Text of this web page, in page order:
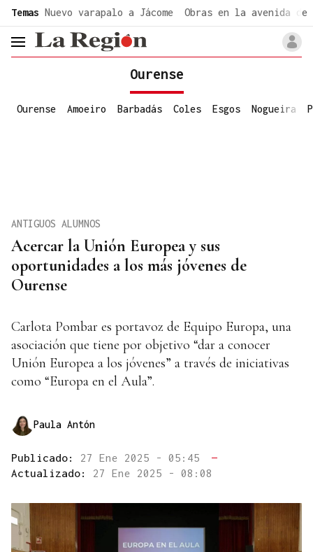
Temas Nuevo varapalo a Jácome Obras en la avenida de
header.menu.open
Ourense
Ourense Amoeiro Barbadás Coles Esgos Nogueira
Acercar la Unión Europea y sus
oportunidades a los más jóvenes de
Ourense
ANTIGUOS ALUMNOS
Carlota Pombar es portavoz de Equipo Europa, una
asociación que tiene por objetivo “dar a conocer
Unión Europea a los jóvenes” a través de iniciativas
como “Europa en el Aula”.
Paula Antón
Publicado: 27 Ene 2025 - 05:45
—
Actualizado: 27 Ene 2025 - 08:08